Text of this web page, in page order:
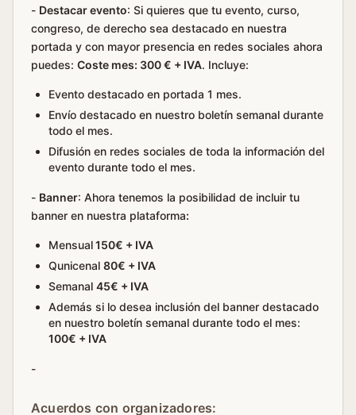
- Destacar evento: Si quieres que tu evento, curso,
congreso, de derecho sea destacado en nuestra
portada y con mayor presencia en redes sociales ahora
puedes: Coste mes: 300 € + IVA. Incluye:
Evento destacado en portada 1 mes.
Envío destacado en nuestro boletín semanal durante
todo el mes.
Difusión en redes sociales de toda la información del
evento durante todo el mes.
- Banner: Ahora tenemos la posibilidad de incluir tu
banner en nuestra plataforma:
Mensual150€ + IVA
Qunicenal 80€ + IVA
Semanal 45€ + IVA
Además si lo desea inclusión del banner destacado
en nuestro boletín semanal durante todo el mes:
100€ + IVA
-
Acuerdos con organizadores: